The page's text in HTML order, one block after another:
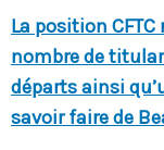
La position
nombre de
départs ainsi
savoir faire de